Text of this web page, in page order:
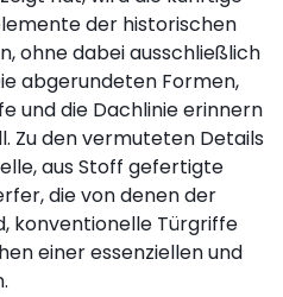
der historischen
ohne dabei ausschließlich
abgerundeten Formen,
und die Dachlinie erinnern
Zu den vermuteten Details
aus Stoff gefertigte
die von denen der
konventionelle Türgriffe
einer essenziellen und